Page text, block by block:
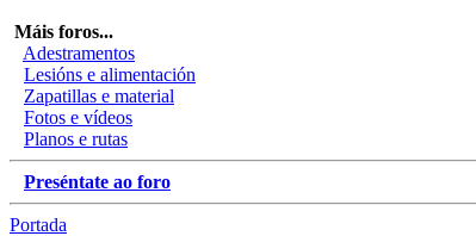
Máis foros...
Adestramentos
Lesións e alimentación
Zapatillas e material
Fotos e vídeos
Planos e rutas
Preséntate ao foro
Portada